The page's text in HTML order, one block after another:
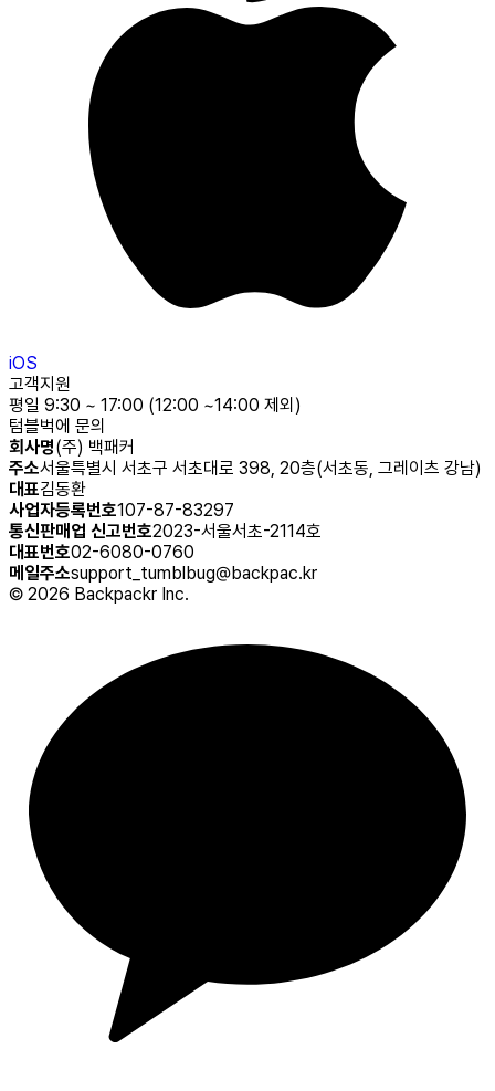
iOS
고객지원
평일 9:30 ~ 17:00 (12:00 ~14:00 제외)
텀블벅에 문의
회사명(주) 백패커
주소서울특별시 서초구 서초대로 398, 20층(서초동, 그레이츠 강남)
대표김동환
사업자등록번호107-87-83297
통신판매업 신고번호2023-서울서초-2114호
대표번호02-6080-0760
메일주소support_tumblbug@backpac.kr
© 2026 Backpackr Inc.